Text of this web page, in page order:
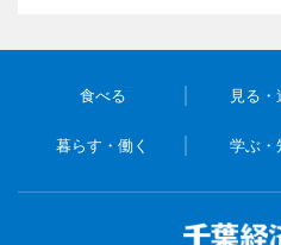
食べる 見る・
暮らす・働く 学ぶ・